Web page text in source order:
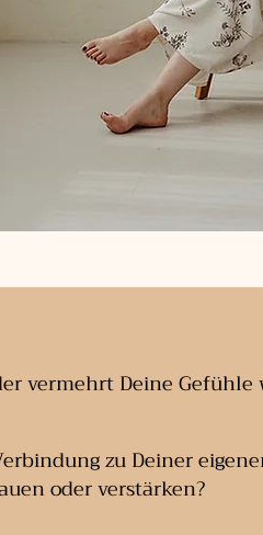
vermehrt Deine Gefühle
zu Deiner
oder verstärken?